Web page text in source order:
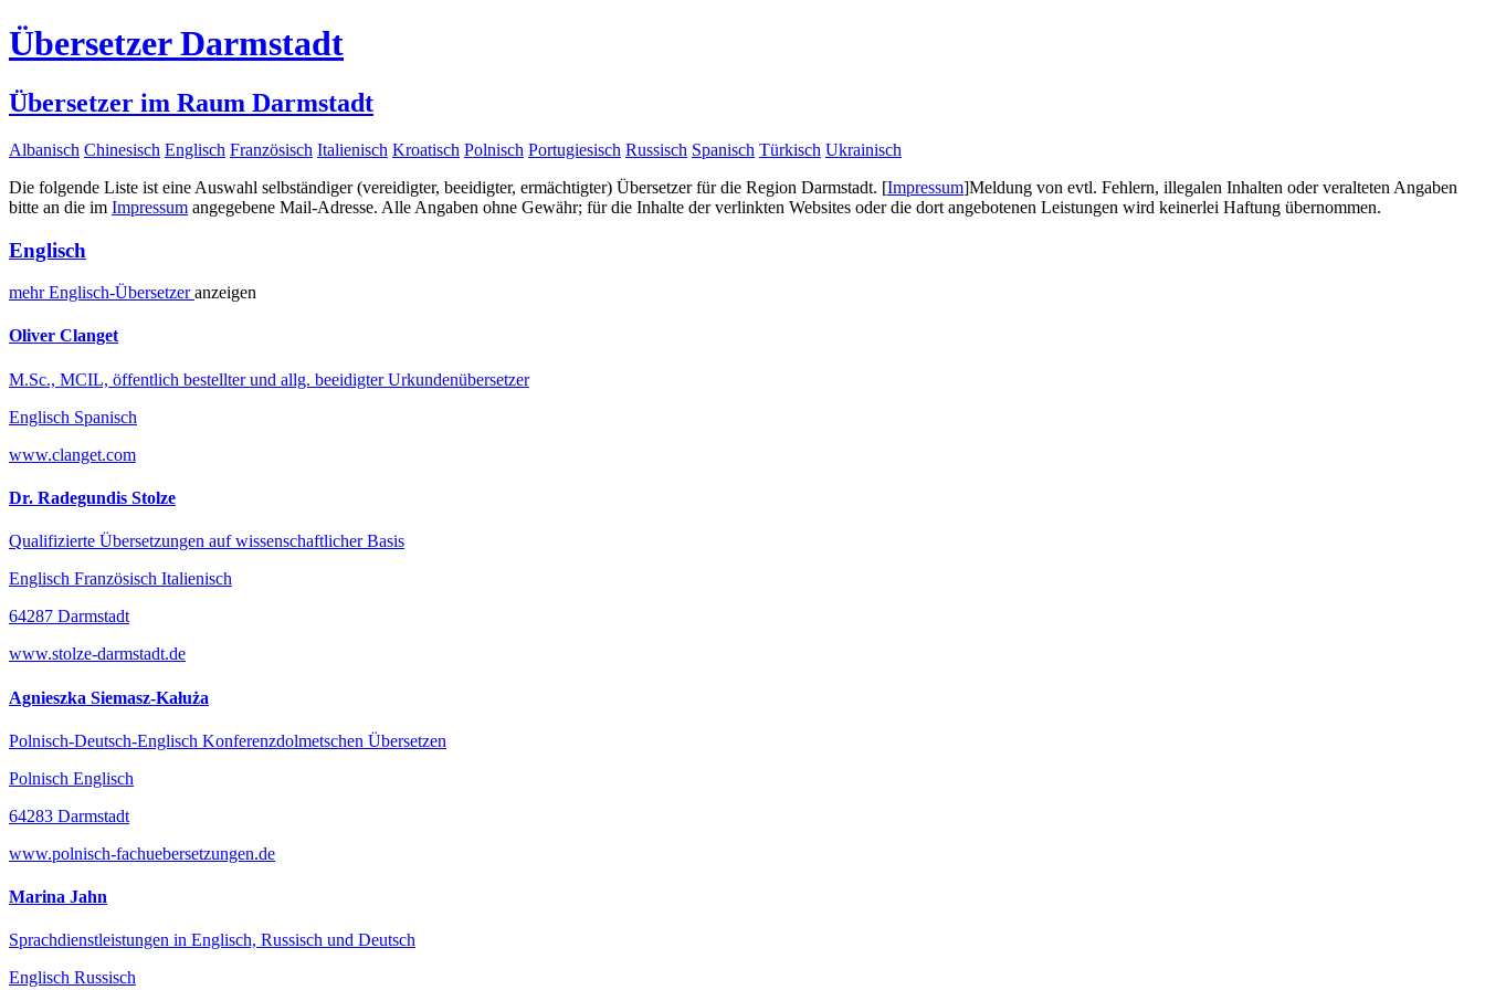
Übersetzer Darmstadt
Übersetzer im Raum Darmstadt
Albanisch Chinesisch Englisch Französisch Italienisch Kroatisch Polnisch Portugiesisch Russisch Spanisch Türkisch Ukrainisch
Die folgende Liste ist eine Auswahl selbständiger (vereidigter, beeidigter, ermächtigter) Übersetzer für die Region Darmstadt. [Impressum]Meldung von evtl. Fehlern, illegalen Inhalten oder veralteten Angaben
bitte an die im Impressum angegebene Mail-Adresse. Alle Angaben ohne Gewähr; für die Inhalte der verlinkten Websites oder die dort angebotenen Leistungen wird keinerlei Haftung übernommen.
Englisch
mehrEnglisch-Übersetzeranzeigen
Oliver Clanget
M.Sc., MCIL, öffentlich bestellter und allg. beeidigter Urkundenübersetzer
Englisch Spanisch
www.clanget.com
Dr. Radegundis Stolze
Qualifizierte Übersetzungen auf wissenschaftlicher Basis
Englisch Französisch Italienisch
64287 Darmstadt
www.stolze-darmstadt.de
Agnieszka Siemasz-Kałuża
Polnisch-Deutsch-Englisch Konferenzdolmetschen Übersetzen
Polnisch Englisch
64283 Darmstadt
www.polnisch-fachuebersetzungen.de
Marina Jahn
Sprachdienstleistungen in Englisch, Russisch und Deutsch
Englisch Russisch